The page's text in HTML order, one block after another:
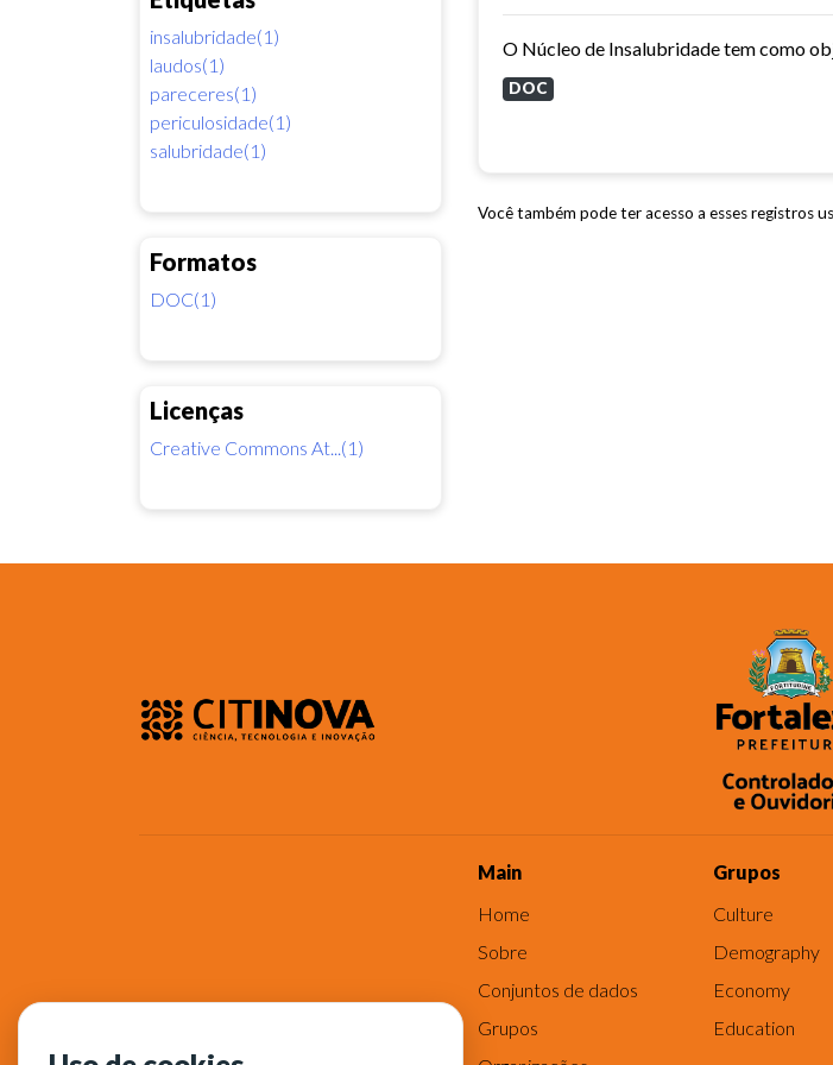
insalubridade(1)
laudos(1)
pareceres(1)
periculosidade(1)
salubridade(1)
Formatos
DOC(1)
Licenças
Creative Commons At...(1)
DOC
Você também pode ter acesso a esses registros
Main
Home
Sobre
Conjuntos de dados
Grupos
Grupos
Culture
Demography
Economy
Education